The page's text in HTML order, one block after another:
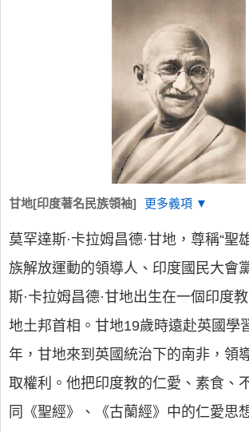
甘地[印度著名民族領袖] 更多義項 ▼
莫罕達斯·卡拉姆昌德·甘地，尊稱“聖
族解放運動的領導人、印度國民大會
斯·卡拉姆昌德·甘地出生在一個印度
地土邦首相。甘地19歲時遠赴英國學
年，甘地來到英國統治下的南非，領
取權利。他把印度教的仁愛、素食、
同《聖經》、《古蘭經》中的仁愛思